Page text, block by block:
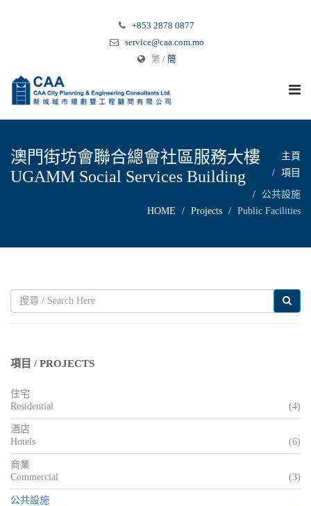
+853 2878 0877
service@caa.com.mo
繁 / 簡
澳門街坊會聯合總會社區服務大樓
UGAMM Social Services Building
主頁
項目
公共設施
HOME
Projects Public Facilities
項目 / PROJECTS
住宅
Residential
(4)
酒店
Hotels
(6)
商業
Commercial
(3)
公共設施